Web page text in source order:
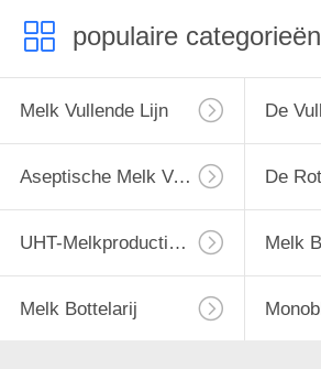
populaire categorieën
Melk Vullende Lijn
Aseptische Melk Vullende Lijn
UHT-Melkproductielijn
Melk Bottelarij